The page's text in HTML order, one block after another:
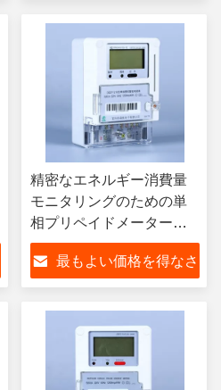
精密なエネルギー消費量
モニタリングのための単
相プリペイドメーター
0.8kg
最もよい価格を得なさ